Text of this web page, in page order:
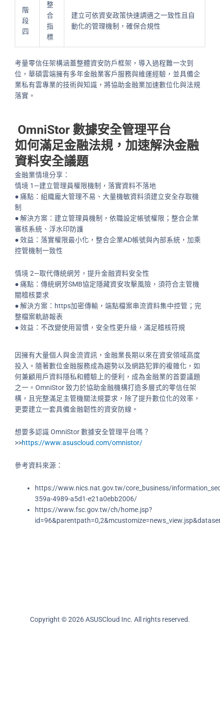
階
段
四
整
合
指
標
建立可依資安政策快速調適之一致性且自
動化的管理機制，確保合規性
考量零信任架構涵蓋整體資安防戶框架，導入過程難一次到
位，華碩雲端擁有多年金融業客戶服務與維運經驗，並具備企
業私有雲專業的技術與知識，將協助金融業加速數位化與法規
落實。
OmniStor 數據安全管理平台
如何滿足金融法規，加速解決金融
資料安全議題
金融業情境分享：
情境 1—建立管理員權限機制，落實資料不落地
●痛點：組織龐大管理不易、大量機敏資料須建立安全存取機
制
●解決方案：建立管理員機制，依職設定帳號權限；整合企業
審核系統、浮水印防護
●效益：落實權限最小化，整合企業AD帳號與內部系統，加乘
控管機制一致性
情境 2—取代傳統網芳，提升金融資料安全性
●痛點：傳統網芳SMB協定隱藏資安攻擊風險，須符合主管機
關稽核要求
●解決方案：https加密傳輸，端點檔案串流資料集中控管；完
整檔案軌跡報表
●效益：不改變使用習慣，安全性更升級，滿足稽核符規
因擁有大量個人與金流資訊，金融業長期以來在資安領域高度
投入。隨著數位金融服務成為趨勢以及網路犯罪的複雜化，如
何兼顧用戶資料隱私和體驗上的便利，成為金融業的首要議題
之一。OmniStor 致力於協助金融機構打造多層式的零信任架
構，且完整滿足主管機關法規要求，除了提升數位化的效率，
更要建立一套具備金融韌性的資安防線。
想要多認識 OmniStor 數據安全管理平台嗎？
>>https://www.asuscloud.com/omnistor/
參考資料來源：
https://www.nics.nat.gov.tw/core_business/
359a-4989-a5d1-e21a0ebb2006/
https://www.fsc.gov.tw/ch/home.jsp?
Copyright © 2026 ASUSCloud Inc. All rights reserved.